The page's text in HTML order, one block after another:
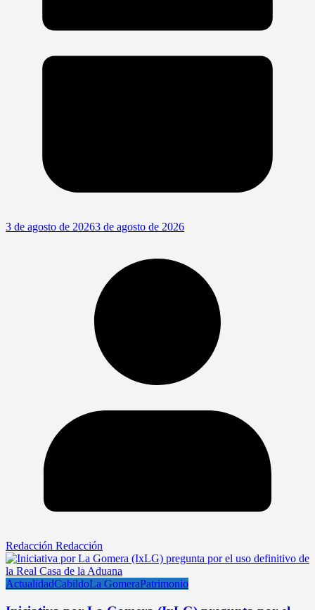
3 de agosto de 20263 de agosto de 2026
Redacción Redacción
ActualidadCabildoLa GomeraPatrimonio